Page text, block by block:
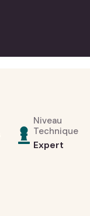
Niveau
Technique
Expert